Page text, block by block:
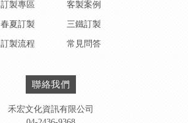
訂製專區 客製案例
春夏訂製 三鐵訂製
訂製流程 常見問答
聯絡我們
禾宏文化資訊有限公司